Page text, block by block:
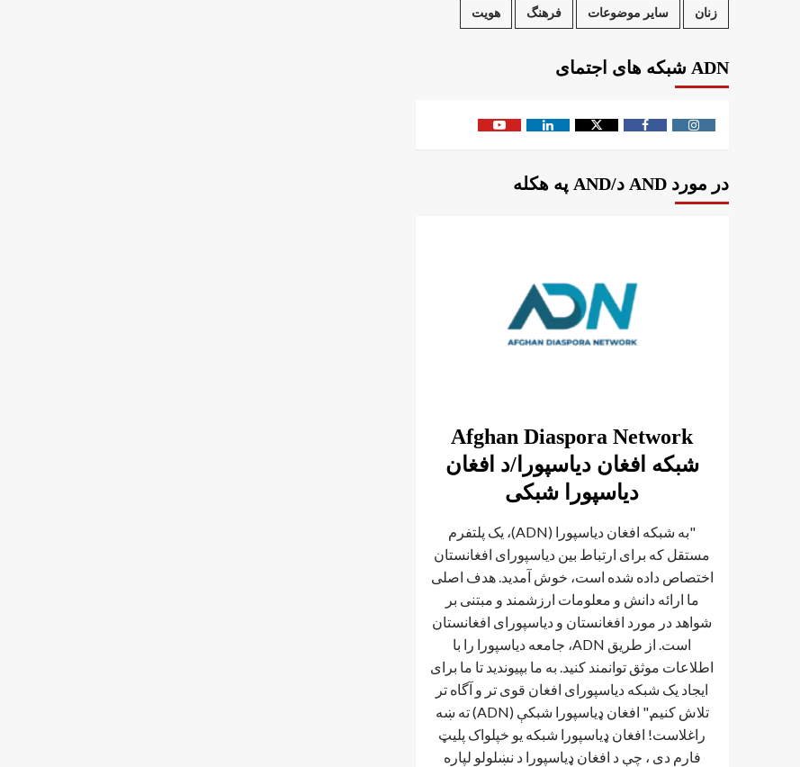
زنان سایر موضوعات فرهنگ هویت
ADN شبکه های اجتمای
در مورد AND د/AND په هکله
Afghan Diaspora Network
شبکه افغان دیاسپورا/د افغان
دیاسپورا شبکی
"به شبکه افغان دیاسپورا (ADN)، یک پلتفرم
مستقل که برای ارتباط بین دیاسپورای افغانستان
اختصاص داده شده است، خوش آمدید. هدف اصلی
ما ارائه دانش و معلومات ارزشمند و مبتنی بر
شواهد در مورد افغانستان و دیاسپورای افغانستان
است. از طریق ADN، جامعه دیاسپورا را با
اطلاعات موثق توانمند کنید. به ما بپیوندید تا ما برای
ایجاد یک شبکه دیاسپورای افغان قوی تر و آگاه تر
تلاش کنیم." افغان ډیاسپورا شبکې (ADN) ته ښه
راغلاست! افغان ډياسپورا شبکه یو خپلواک پلیټ
فارم دی ، چې د افغان ډیاسپورا د نښلولو لپاره